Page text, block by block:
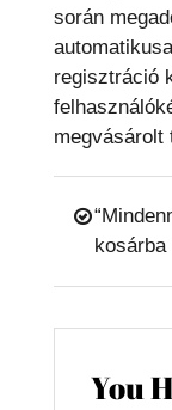
során
regisztráció
megvásárolt
You